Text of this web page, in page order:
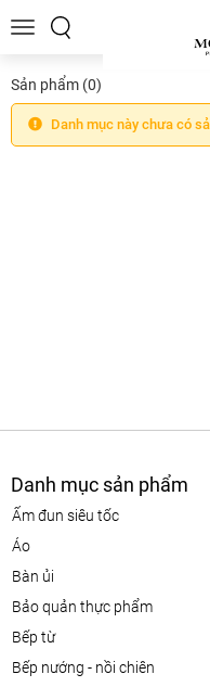
Toggle
Sản phẩm (0)
Danh mục này chưa có
Danh mục sản phẩm
ấm đun siêu tốc
áo
bàn ủi
bảo quản thực phẩm
bếp từ
bếp nướng - nồi chiên